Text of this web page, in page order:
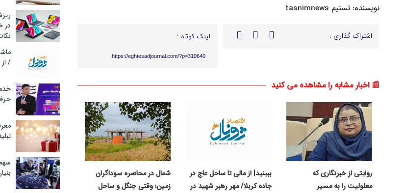
نویسنده: تسنیم tasnimnews
اشتراک گذاری : لینک کوتاه :
https://eghtesadjournal.com/?p=310640
📰 اخبار مشابه را مشاهده می کنید
روایتی از خبرنگاری که
معلولیت را به مسیر
ببینید| از مالی تا ساحل عاج در
جاده کربلا/ مهر رهبر شهید در
شمال در محاصره سوداگران
زمین؛ وقتی جنگل و ساحل
در
/